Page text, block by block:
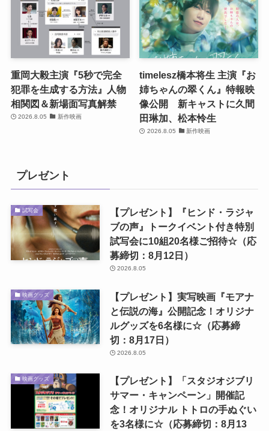
重岡大毅主演『5秒で完全
犯罪を生成する方法』人物
相関図＆新場面写真解禁
2026.8.05 新作映画
timelesz橋本将生 主演『お
姉ちゃんの翠くん』特報映
像公開 新キャストに久間
田琳加、松本怜生
2026.8.05 新作映画
プレゼント
試写会
【プレゼント】『ヒンド・ラジャ
ブの声』トークイベント付き特別
試写会に10組20名様ご招待☆（応
募締切：8月12日）
2026.8.05
映画グッズ
【プレゼント】実写映画『モアナ
と伝説の海』公開記念！オリジナ
ルグッズを6名様に☆（応募締
切：8月17日）
2026.8.05
映画グッズ
【プレゼント】「スタジオジブリ
サマー・キャンペーン」開催記
念！オリジナル トトロの手ぬぐい
を3名様に☆（応募締切：8月13